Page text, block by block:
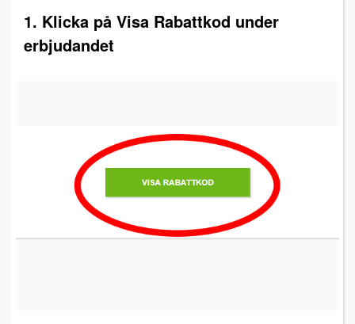
1. Klicka på Visa Rabattkod under
erbjudandet